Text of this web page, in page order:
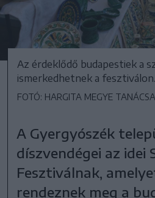
Az érdeklődő budapestiek a
ismerkedhetnek a
FOTÓ: HARGITA MEGYE
A Gyergyószék
díszvendégei az idei
Fesztiválnak,
rendeznek meg a